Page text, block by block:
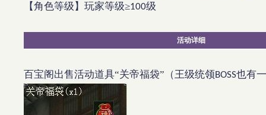
【角色等级】玩家等级≥100级
活动详细
百宝阁出售活动道具“关帝福袋”（王级统领BOSS也有